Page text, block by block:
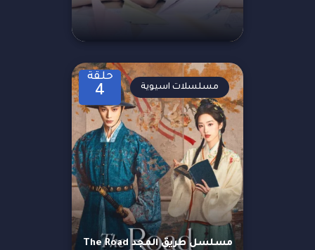
حلقة
4
مسلسل طريق المجد The Road
مسلسلات اسيوية